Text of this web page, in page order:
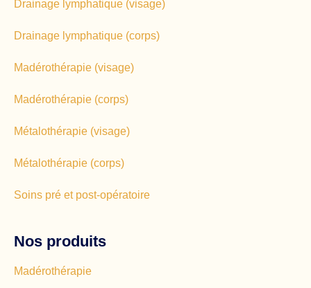
Drainage lymphatique (visage)
Drainage lymphatique (corps)
Madérothérapie (visage)
Madérothérapie (corps)
Métalothérapie (visage)
Métalothérapie (corps)
Soins pré et post-opératoire
Nos produits
Madérothérapie